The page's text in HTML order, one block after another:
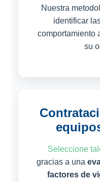
Nuestra
identificar
comportamiento
su
Seleccione
gracias a una
factores de